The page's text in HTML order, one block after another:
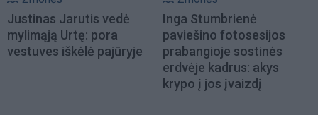
Justinas Jarutis vedė
mylimąją Urtę: pora
vestuves iškėlė pajūryje
Inga Stumbrienė
paviešino fotosesijos
prabangioje sostinės
erdvėje kadrus: akys
krypo į jos įvaizdį